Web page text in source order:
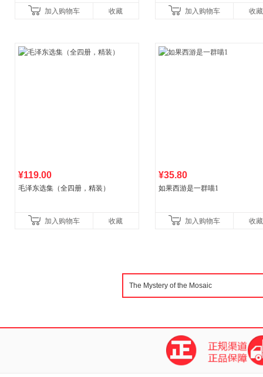
加入购物车 收藏
加入购物车
收藏
¥119.00
毛泽东选集（全四册，精装）
加入购物车 收藏
¥35.80
如果西游是一群喵1
加入购物车 收藏